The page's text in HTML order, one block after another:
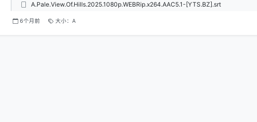
A.Pale.View.Of.Hills.2025.1080p.WEBRip.x264.AAC5.1-[YTS.BZ].srt
6个月前 大小：A